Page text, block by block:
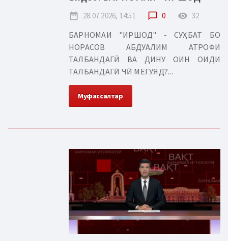
date_range 28.07.2026, 14:51 chat_bubble_outline 0 remove_red_eye 32
БАРНОМАИ "ИРШОД" - СУҲБАТ БО
НОРАСОВ АБДУАЛИМ АТРОФИ
ТАЛБАНДАГӢ ВА ДИНУ ОИН ОИДИ
ТАЛБАНДАГӢ ЧӢ МЕГУЯД?...
Муфассалтар